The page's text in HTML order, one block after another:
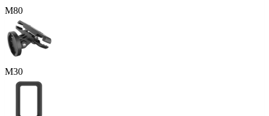
M80
M30